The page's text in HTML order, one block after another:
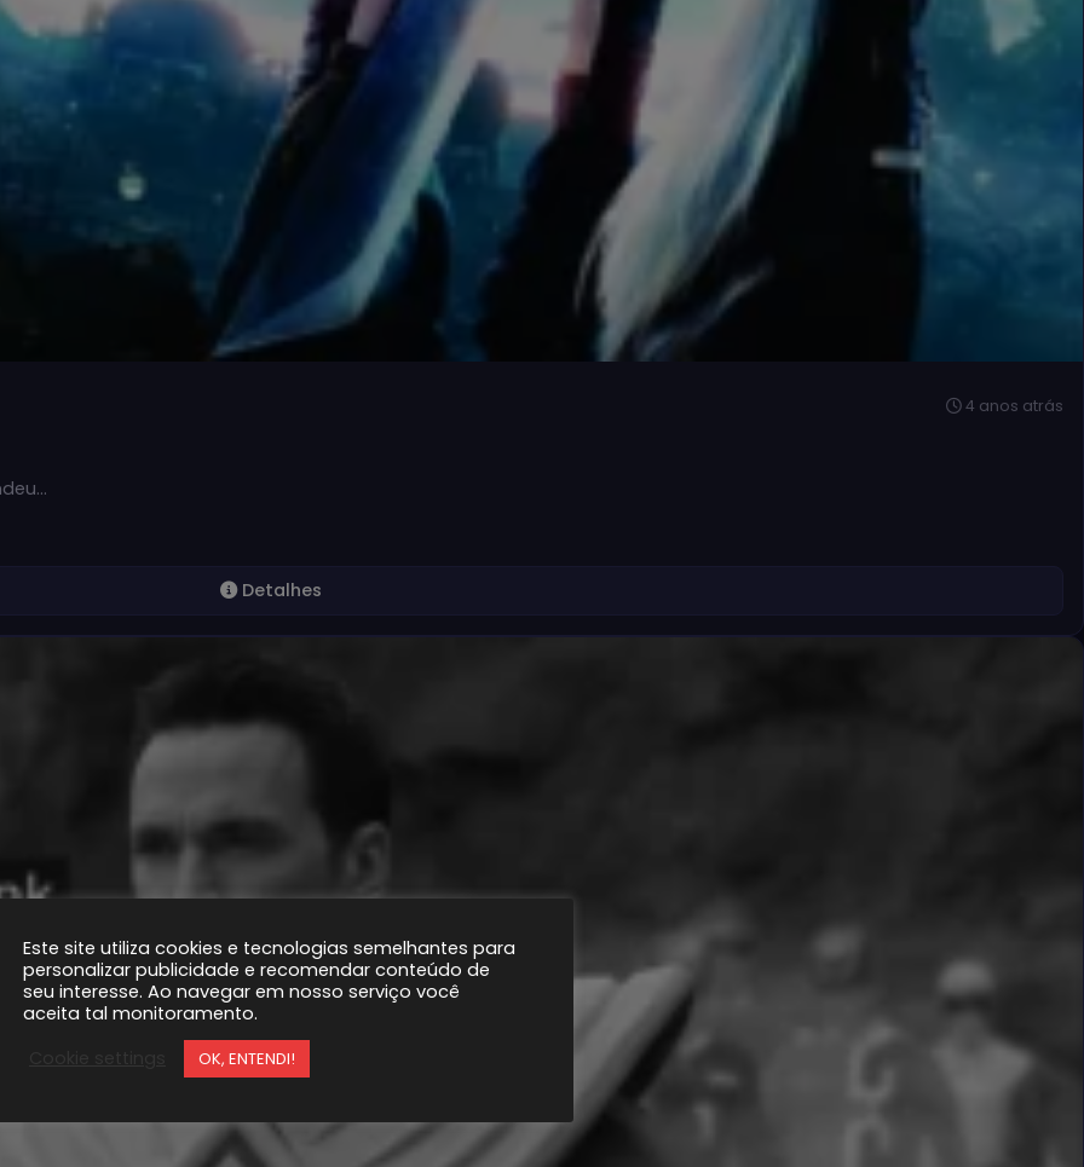
4 anos atrás
Detalhes
Este site utiliza cookies e tecnologias semelhantes para
personalizar publicidade e recomendar conteúdo de
seu interesse. Ao navegar em nosso serviço você
aceita tal monitoramento.
OK, ENTENDI!